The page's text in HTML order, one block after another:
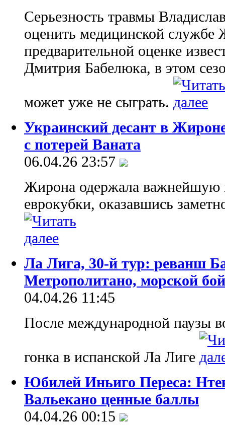
Серьезность травмы
оценить медицинской
предварительной оценке
Дмитрия Бабелюка, в этом
может уже не сыграть.
Украинский десант в
с потерей Ваната
06.04.26 23:57
Жирона одержала важнейшую
еврокубки, оказавшись
Ла Лига, 30-й тур: реванш
Метрополитано, морской
04.04.26 11:45
После международной паузы
гонка в испанской Ла Лиге
Юбилей Иньиго Переса:
Вальекано ценные баллы
04.04.26 00:15